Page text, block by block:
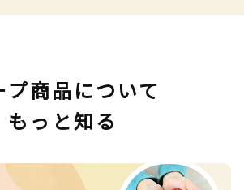
プ商品について
もっと知る